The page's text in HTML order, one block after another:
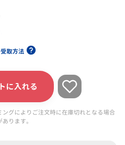
取方法
に入れる
グによりご注文時に在庫切れとなる場合
あります。